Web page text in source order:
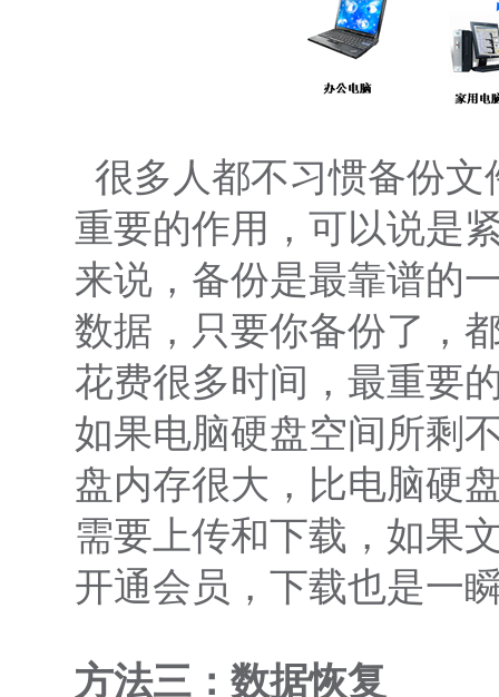
很多人都不习惯备份
重要的作用，可以说是
来说，备份是最靠谱的
数据，只要你备份了，
花费很多时间，最重要
如果电脑硬盘空间所剩
盘内存很大，比电脑硬
需要上传和下载，如果
开通会员，下载也是一
方法三：数据恢复